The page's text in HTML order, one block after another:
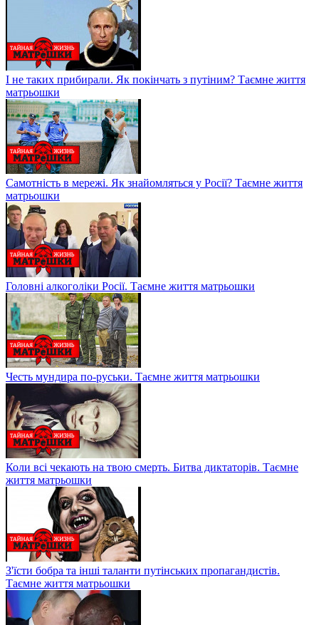
І не таких прибирали. Як покінчать з путіним? Таємне життя
матрьошки
Самотність в мережі. Як знайомляться у Росії? Таємне життя
матрьошки
Головні алкоголіки Росії. Таємне життя матрьошки
Честь мундира по-руськи. Таємне життя матрьошки
Коли всі чекають на твою смерть. Битва диктаторів. Таємне
життя матрьошки
З'їсти бобра та інші таланти путінських пропагандистів.
Таємне життя матрьошки